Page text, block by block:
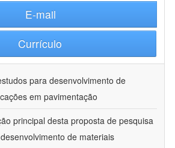
E-mail
Currículo
para desenvolvimento de
em pavimentação
principal desta proposta de pesquisa
de materiais